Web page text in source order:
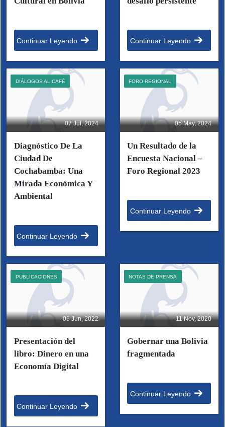
Continuar Leyendo Continuar Leyendo
07 Jul, 2024
DIÁLOGOS AL CAFÉ
Diagnóstico De La
Ciudad De
Cochabamba: Una
Mirada Económica Y
Ambiental
Continuar Leyendo
05 May, 2024
FORO REGIONAL
Un Resultado de la
Encuesta Nacional –
Foro Regional 2023
Continuar Leyendo
06 Jun, 2022
PUBLICACIONES
Presentación del
libro: Dinero en una
Economía Digital
Continuar Leyendo
11 Nov, 2020
NOTAS DE PRENSA
Gobernar una Bolivia
fragmentada
Continuar Leyendo